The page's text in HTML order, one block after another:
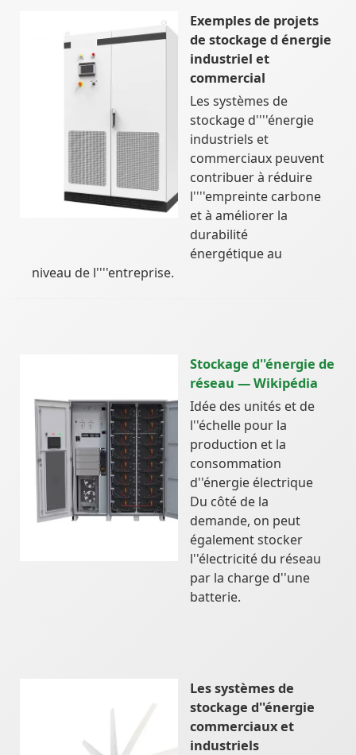
Exemples de projets
de stockage d énergie
industriel et
commercial
Les systèmes de
stockage d''''énergie
industriels et
commerciaux peuvent
contribuer à réduire
l''''empreinte carbone
et à améliorer la
durabilité
énergétique au
niveau de l''''entreprise.
Stockage d''énergie de
réseau — Wikipédia
Idée des unités et de
l''échelle pour la
production et la
consommation
d''énergie électrique
Du côté de la
demande, on peut
également stocker
l''électricité du réseau
par la charge d''une
batterie.
Les systèmes de
stockage d''énergie
commerciaux et
industriels